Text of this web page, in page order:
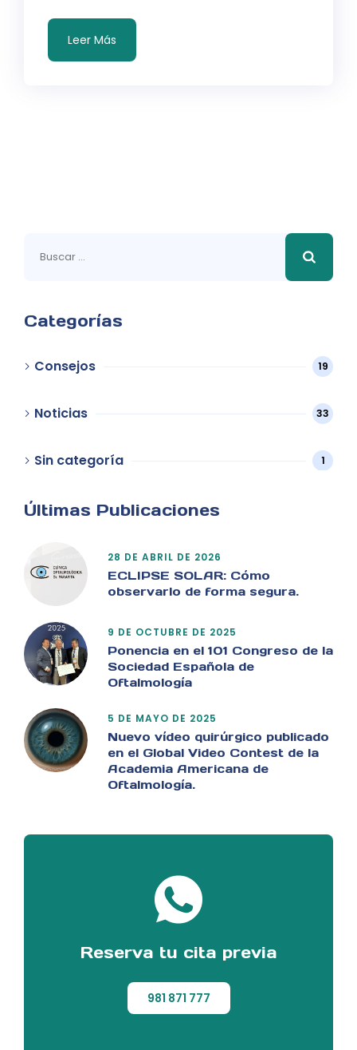
Leer Más
Categorías
Consejos 19
Noticias 33
Sin categoría 1
Últimas Publicaciones
28 DE ABRIL DE 2026
ECLIPSE SOLAR: Cómo
observarlo de forma segura.
9 DE OCTUBRE DE 2025
Ponencia en el 101 Congreso de la
Sociedad Española de
Oftalmología
5 DE MAYO DE 2025
Nuevo vídeo quirúrgico publicado
en el Global Video Contest de la
Academia Americana de
Oftalmología.
Reserva tu cita previa
981 871 777